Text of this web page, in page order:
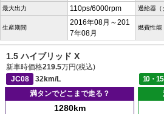
最大出力 110ps/6000rpm 過給器（
生産期間
2016年08月～201
7年08月
燃費性能
1.5 ハイブリッド X
新車時価格219.5万円(税込)
JC08
32km/L 10・15
満タンでどこまで走る？
1280km